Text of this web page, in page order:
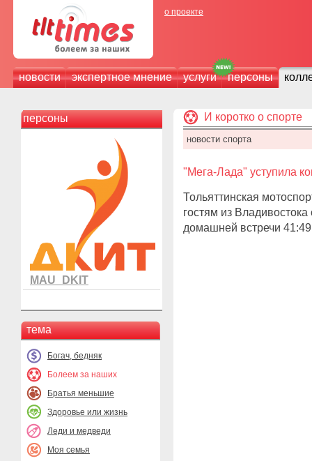
о проекте
новости экспертное мнение услуги персоны
персоны
MAU_DKIT
тема
Богач, бедняк
Болеем за наших
Братья меньшие
Здоровье или жизнь
Леди и медведи
Моя семья
И коротко о спорте
новости спорта
"Мега-Лада" уступила
Тольяттинская
гостям из
домашней встречи